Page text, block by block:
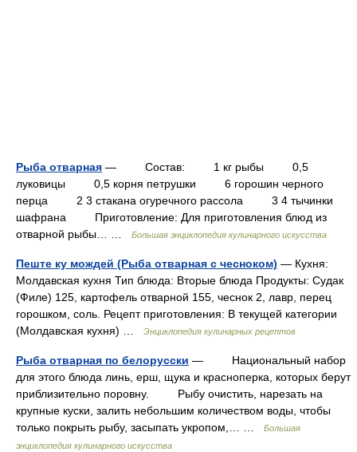
Рыба отварная — Состав: 1 кг рыбы 0,5
луковицы 0,5 корня петрушки 6 горошин черного
перца 2 3 стакана огуречного рассола 3 4 тычинки
шафрана Приготовление: Для приготовления блюд из
отварной рыбы… …
Большая энциклопедия кулинарного искусства
Пеште ку мождей (Рыба отварная с чесноком) — Кухня:
Молдавская кухня Тип блюда: Вторые блюда Продукты: Судак
(Филе) 125, картофель отварной 155, чеснок 2, лавр, перец
горошком, соль. Рецепт приготовления: В текущей категории
(Молдавская кухня) …
Энциклопедия кулинарных рецептов
Рыба отварная по белорусски — Национальный набор
для этого блюда линь, ерш, щука и красноперка, которых берут
приблизительно поровну. Рыбу очистить, нарезать на
крупные куски, залить небольшим количеством воды, чтобы
только покрыть рыбу, засыпать укропом,… …
Большая
энциклопедия кулинарного искусства